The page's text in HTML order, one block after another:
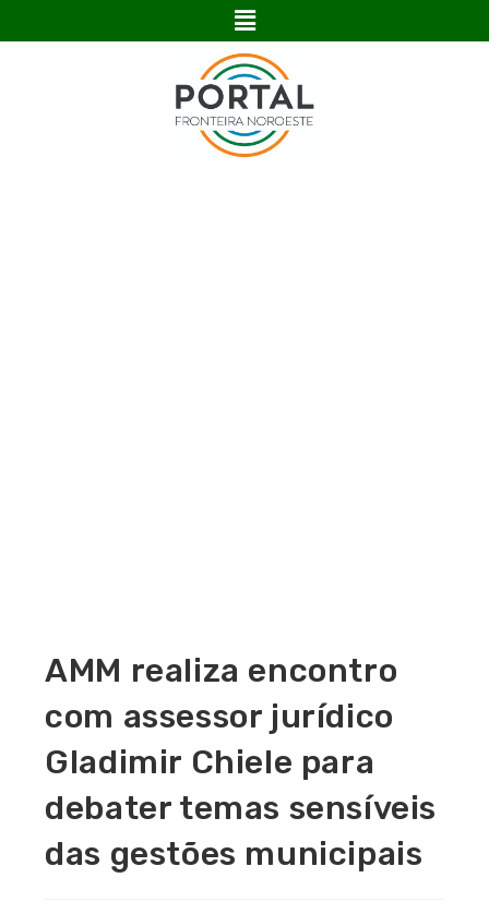
AMM realiza encontro
com assessor jurídico
Gladimir Chiele para
debater temas sensíveis
das gestões municipais